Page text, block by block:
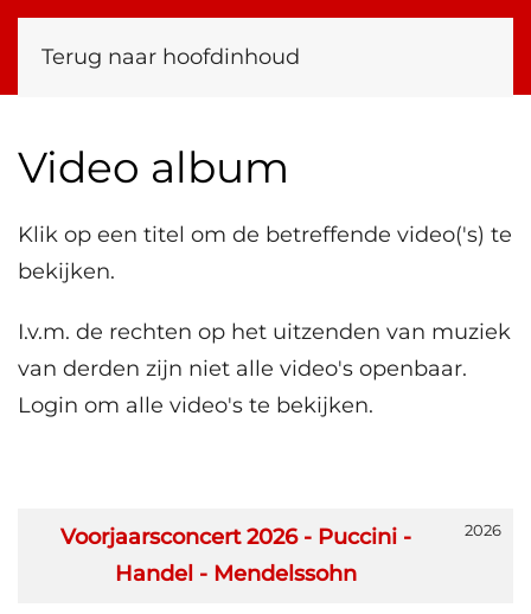
Terug naar hoofdinhoud
Video album
Klik op een titel om de betreffende video('s) te
bekijken.
I.v.m. de rechten op het uitzenden van muziek
van derden zijn niet alle video's openbaar.
Login om alle video's te bekijken.
Artikelen
Titel Aanmaakdatum
Voorjaarsconcert 2026 - Puccini -
Handel - Mendelssohn
2026